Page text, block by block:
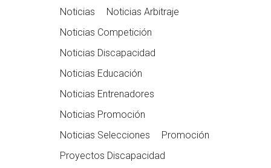
Noticias
Noticias Arbitraje
Noticias Competición
Noticias Discapacidad
Noticias Educación
Noticias Entrenadores
Noticias Promoción
Noticias Selecciones
Promoción
Proyectos Discapacidad